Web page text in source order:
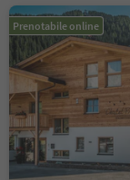
Prenotabile online